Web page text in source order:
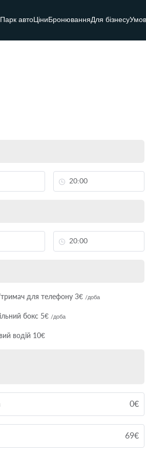
Парк автоЦіни БронюванняДля бізнесу
для телефону 3€ /доба
бокс 5€ /доба
водій 10€
0€
69€